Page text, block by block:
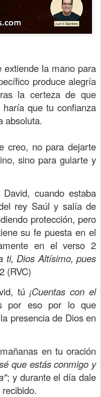
extiende la mano para
produce alegría
la certeza de que
que tu confianza
absoluta.
creo, no para dejarte
sino para guiarte y
cuando estaba
rey Saúl y salía de
protección, pero
su fe puesta en el
en el verso 2
ti, Dios Altísimo, pues
(RVC)
tú ¡Cuentas con el
por eso por lo que
presencia de Dios en
en tu oración
que estás conmigo y
; y durante el día dale